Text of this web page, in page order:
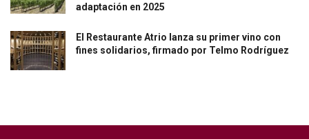
adaptación en 2025
El Restaurante Atrio lanza su primer vino con
fines solidarios, firmado por Telmo Rodríguez